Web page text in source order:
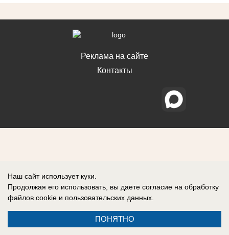
Реклама на сайте
Контакты
Наш сайт использует куки.
Продолжая его использовать, вы даете согласие на обработку
файлов cookie и пользовательских данных.
ПОНЯТНО